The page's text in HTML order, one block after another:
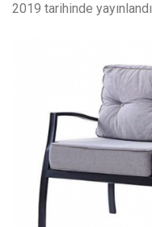
2019 tarihinde yayınlandı